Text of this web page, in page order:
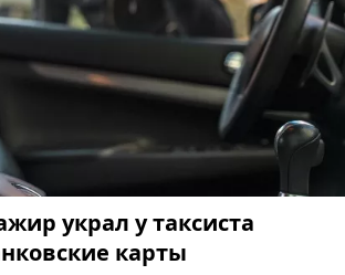
украл у таксиста
карты